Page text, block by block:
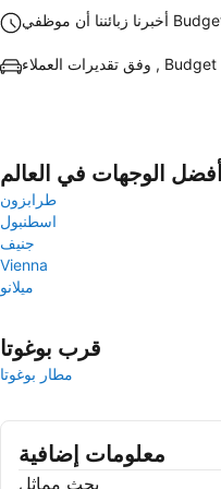
أفضل الوجهات في العالم
طرابزون
اسطنبول
جنيف
Vienna
ميلانو
قرب بوغوتا
مطار بوغوتا
معلومات إضافية
بحث مماثل